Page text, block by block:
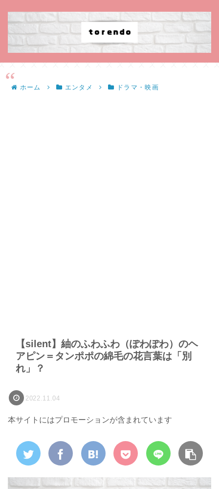
ホーム エンタメ ドラマ・映画
【silent】紬のふわふわ（ぽわぽわ）のヘ
アピン＝タンポポの綿毛の花言葉は「別
れ」？
2022.11.04
本サイトにはプロモーションが含まれています